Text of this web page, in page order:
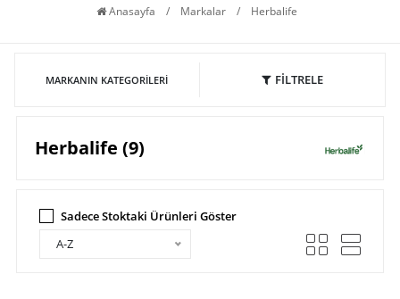
Anasayfa / Markalar / Herbalife
MARKANIN KATEGORILERI FİLTRELE
Herbalife (9)
Sadece Stoktaki Ürünleri Göster
A-Z